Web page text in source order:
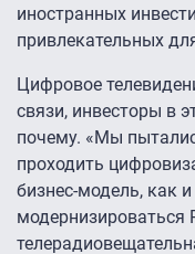
иностранных
привлекательных
Цифровое
связи, инвесторы в
почему. «Мы
проходить
бизнес-модель, как
модернизироваться